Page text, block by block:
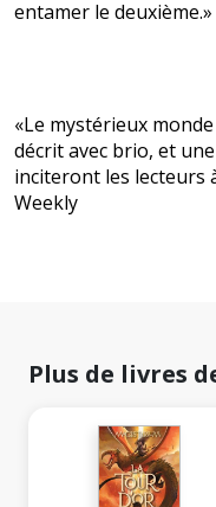
entamer le
«Le mystérieux
décrit avec brio, et
inciteront les lecteurs
Weekly
Plus de livres